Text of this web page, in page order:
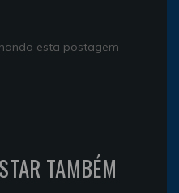
esta postagem
TAMBÉM